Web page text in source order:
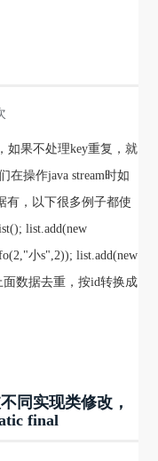
如果不处理key重复，就
在操作java stream时如
有，以下很多例子都使
list.add(new
小s",2)); list.add(new
数据去重，按id转换成
同实现类修改，
final